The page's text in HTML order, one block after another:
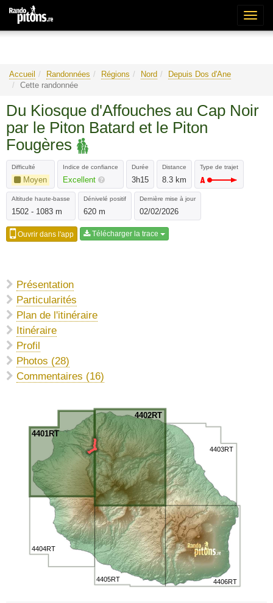
Accueil Randonnées Régions Nord
Depuis Dos d'Ane
Cette randonnée
Du Kiosque d'Affouches au Cap Noir
par le Piton Batard et le Piton
Fougères
Difficulté
Moyen
Indice de confiance
Excellent
Durée
3h15
Distance
8.3 km
Type de trajet
Altitude haute-basse
1502 - 1083 m
Dénivelé positif
620 m
Dernière mise à jour
02/02/2026
Ouvrir dans l'app Télécharger la trace
Présentation
Particularités
Plan de l'itinéraire
Itinéraire
Profil
Photos (28)
Commentaires (16)
4401RT
4402RT
4403RT
4404RT
4405RT 4406RT